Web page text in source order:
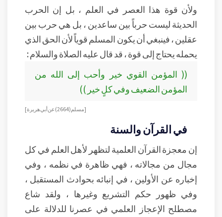
ولأن قوة هذا العصر في العلم ، بل إن الحرب
الحديثة ليست حرباً بين ساعدين ، بل هي حرب بين
عقلين ، فينبغي أن يكون المسلم قوياً لأن الحق الذي
يحمله يحتاج إلى قوة ، قد قال عليه الصلاة والسلام :
(( المؤمن القوي خير وأحب إلى الله من
المؤمن الضعيف وفي كلٍ خير ))
[ مسلم ( 2664 ) عن أبي هريرة ]
في القرآن والسنة
إن معجزة القرآن العلمية لتظهر لأهل العلم في كل
مجال من مجالاته ، فهي ظاهرة في نظمه ، وفي
إخباره عن الأولين ، في إنبائه بحوادث المستقبل ،
وفي ظهور حكم التشريع وغيرها ، ولقد شاع
مصطلح الإعجاز العلمي في عصرنا للدلالة على